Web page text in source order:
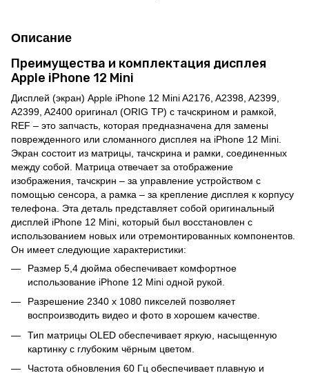
Описание
Преимущества и комплектация дисплея
Apple iPhone 12 Mini
Дисплей (экран) Apple iPhone 12 Mini A2176, A2398, A2399,
A2399, A2400 оригинал (ORIG TP) с тачскрином и рамкой,
REF – это запчасть, которая предназначена для замены
поврежденного или сломанного дисплея на iPhone 12 Mini.
Экран состоит из матрицы, тачскрина и рамки, соединенных
между собой. Матрица отвечает за отображение
изображения, тачскрин – за управление устройством с
помощью сенсора, а рамка – за крепление дисплея к корпусу
телефона. Эта деталь представляет собой оригинальный
дисплей iPhone 12 Mini, который был восстановлен с
использованием новых или отремонтированных компонентов.
Он имеет следующие характеристики:
Размер 5,4 дюйма обеспечивает комфортное
использование iPhone 12 Mini одной рукой.
Разрешение 2340 x 1080 пикселей позволяет
воспроизводить видео и фото в хорошем качестве.
Тип матрицы OLED обеспечивает яркую, насыщенную
картинку с глубоким чёрным цветом.
Частота обновления 60 Гц обеспечивает плавную и